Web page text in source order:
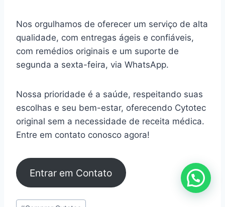
Nos orgulhamos de oferecer um serviço de alta
qualidade, com entregas ágeis e confiáveis,
com remédios originais e um suporte de
segunda a sexta-feira, via WhatsApp.
Nossa prioridade é a saúde, respeitando suas
escolhas e seu bem-estar, oferecendo Cytotec
original sem a necessidade de receita médica.
Entre em contato conosco agora!
Entrar em Contato
Tags